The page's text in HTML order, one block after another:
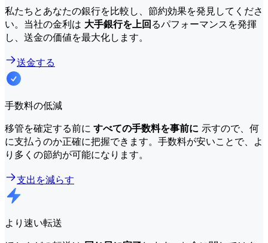
私たちとあなたの銀行を比較し、節約効果を発見してくださ
い。当社の金利は 大手銀行を上回るパフォーマンスを発揮
し、送金の価値を最大化します。
送金する
手数料の低減
移管を確定する前に すべての手数料を事前に 示すので、何
に支払うのか正確に把握できます。手数料が安いことで、よ
り多くの節約が可能になります。
支出を減らす
より速い転送